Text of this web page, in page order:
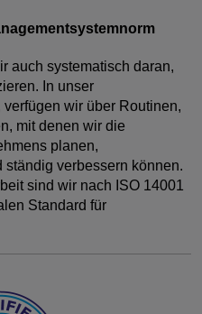
auch systematisch daran,
In unser
wir über Routinen,
mit denen wir die
planen,
verbessern können.
sind wir nach ISO 14001
Standard für